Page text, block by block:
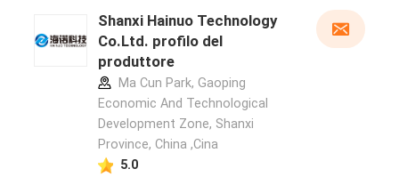
Shanxi Hainuo Technology
Co.Ltd. profilo del
produttore
Ma Cun Park, Gaoping
Economic And Technological
Development Zone, Shanxi
Province, China ,Cina
5.0